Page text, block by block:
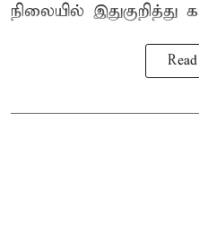
நிலையில் இதுகுறித்து